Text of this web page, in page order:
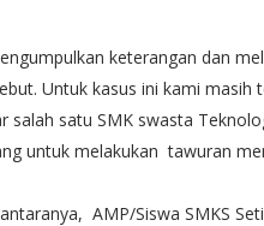
keterangan dan
Untuk kasus ini kami masih
salah satu SMK swasta
untuk melakukan tawuran
AMP/Siswa SMKS